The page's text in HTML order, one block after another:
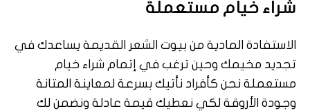
شراء خيام مستعملة
الاستفادة المادية من بيوت الشعر القديمة يساعدك في
تجديد مخيمك وحين ترغب في إتمام شراء خيام
مستعملة نحن كأفراد نأتيك بسرعة لمعاينة المتانة
وجودة الأروقة لكي نعطيك قيمة عادلة ونضمن لك